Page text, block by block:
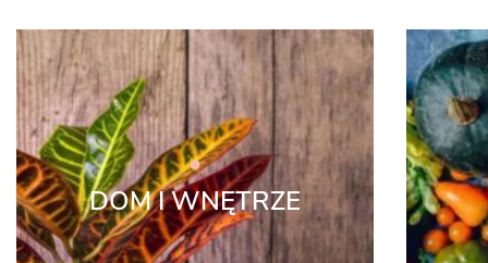
DOM I WNĘTRZE